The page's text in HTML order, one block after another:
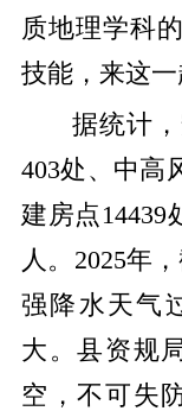
质地理学科
技能，来这一
据统计
403处、中高
建房点14439
人。2025年，
强降水天气
大。县资规
空，不可失